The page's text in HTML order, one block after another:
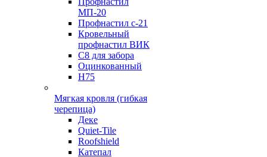
МП-20
Профнастил с-21
Кровельный
профнастил ВИК
С8 для забора
Оцинкованный
Н75
Мягкая кровля (гибкая
черепица)
Деке
Quiet-Tile
Roofshield
Катепал